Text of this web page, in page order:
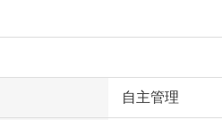
自主管理